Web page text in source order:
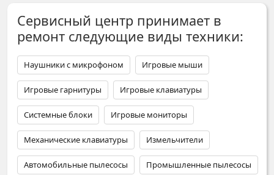
Сервисный центр принимает в
ремонт следующие виды техники:
Наушники с микрофоном Игровые мыши
Игровые гарнитуры Игровые клавиатуры
Системные блоки Игровые мониторы
Механические клавиатуры Измельчители
Автомобильные пылесосы Промышленные пылесосы